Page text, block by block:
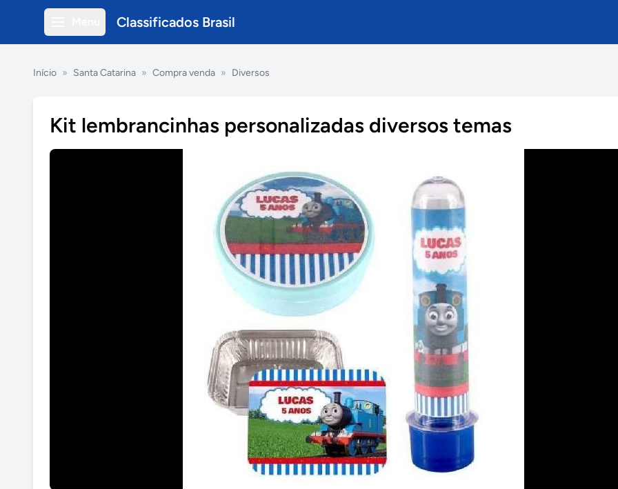
Classificados Brasil
Início » Santa Catarina » Compra venda » Diversos
Kit lembrancinhas personalizadas diversos temas